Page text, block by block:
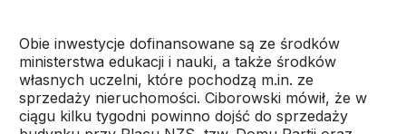
Obie inwestycje dofinansowane są ze środków
ministerstwa edukacji i nauki, a także środków
własnych uczelni, które pochodzą m.in. ze
sprzedaży nieruchomości. Ciborowski mówił, że w
ciągu kilku tygodni powinno dojść do sprzedaży